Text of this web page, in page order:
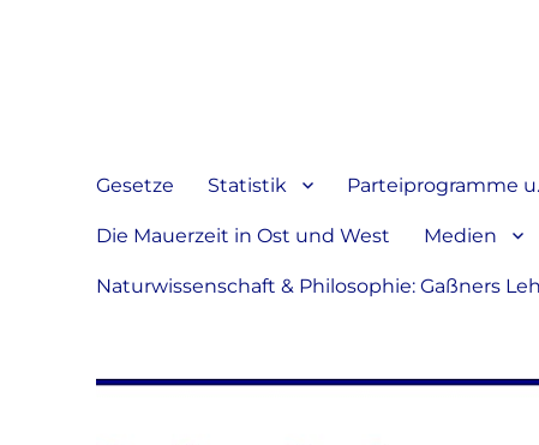
verbreiten
Gesetze Statistik Parteiprogramme
Die Mauerzeit in Ost und West Medien
Naturwissenschaft & Philosophie: Gaßners